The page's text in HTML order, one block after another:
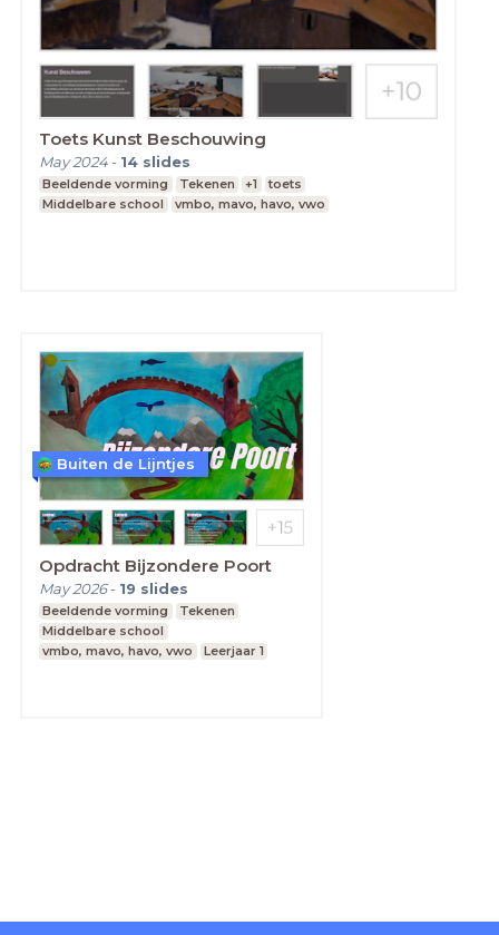
Toets Kunst Beschouwing
May 2024- 14 slides
Beeldende vorming Tekenen +1
toets
Middelbare school
vmbo, mavo, havo, vwo
Opdracht Bijzondere Poort
May 2026- 19 slides
Beeldende vorming
Tekenen
Middelbare school
vmbo, mavo, havo, vwo
Leerjaar 1
Buiten de Lijntjes